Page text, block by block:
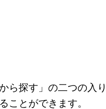
ら探す」の二つの入
ことができます。